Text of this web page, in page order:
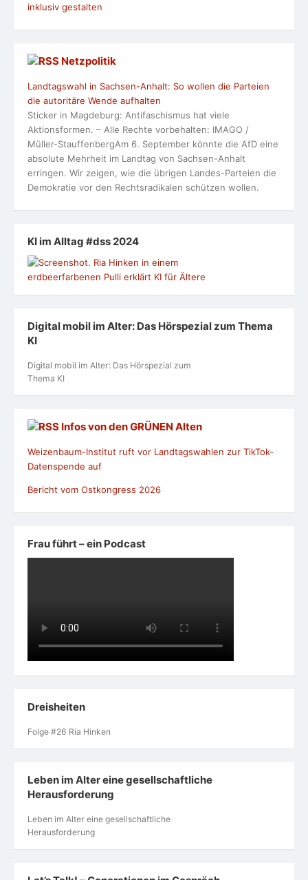
inklusiv gestalten
Netzpolitik
Landtagswahl in Sachsen-Anhalt: So wollen die Parteien
die autoritäre Wende aufhalten
Sticker in Magdeburg: Antifaschismus hat viele
Aktionsformen. – Alle Rechte vorbehalten: IMAGO /
Müller-StauffenbergAm 6. September könnte die AfD eine
absolute Mehrheit im Landtag von Sachsen-Anhalt
erringen. Wir zeigen, wie die übrigen Landes-Parteien die
Demokratie vor den Rechtsradikalen schützen wollen.
KI im Alltag #dss 2024
Digital mobil im Alter: Das Hörspezial zum Thema
KI
Digital mobil im Alter: Das Hörspezial zum
Thema KI
Infos von den GRÜNEN Alten
Weizenbaum-Institut ruft vor Landtagswahlen zur TikTok-
Datenspende auf
Bericht vom Ostkongress 2026
Frau führt – ein Podcast
Dreisheiten
Folge #26 Ria Hinken
Leben im Alter eine gesellschaftliche
Herausforderung
Leben im Alter eine gesellschaftliche
Herausforderung